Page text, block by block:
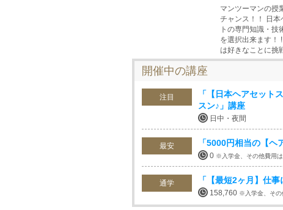
マンツーマンの授
チャンス！！ 日
トの専門知識・
を選択出来ます！
は好きなことに挑
開催中の講座
注目
「【日本ヘアセッ
スン♪」講座
日中・夜間
最安 「5000円相当の【
0 ※入学金、その他費用
通学 「【最短2ヶ月】仕
158,760 ※入学金、その